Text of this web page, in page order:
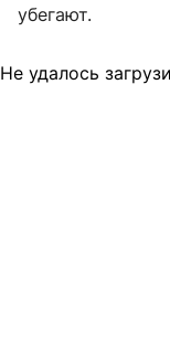
убегают.
Не удалось